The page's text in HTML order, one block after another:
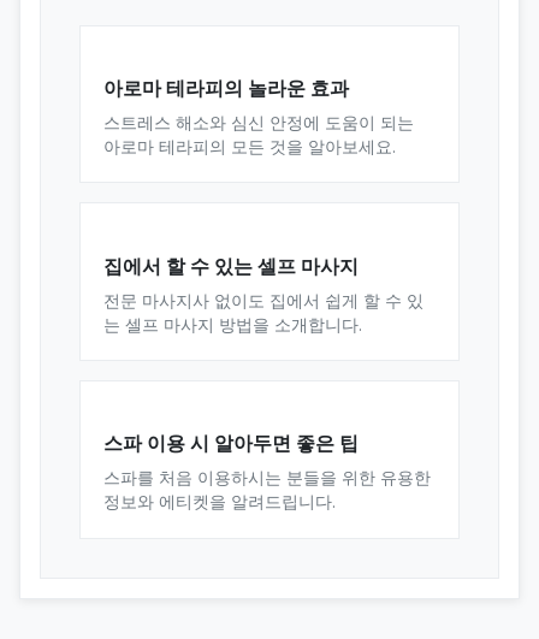
아로마 테라피의 놀라운 효과
스트레스 해소와 심신 안정에 도움이 되는
아로마 테라피의 모든 것을 알아보세요.
집에서 할 수 있는 셀프 마사지
전문 마사지사 없이도 집에서 쉽게 할 수 있
는 셀프 마사지 방법을 소개합니다.
스파 이용 시 알아두면 좋은 팁
스파를 처음 이용하시는 분들을 위한 유용한
정보와 에티켓을 알려드립니다.